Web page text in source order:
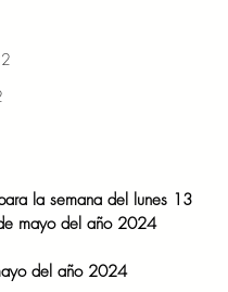
la semana del lunes 13
mayo del año 2024
del año 2024